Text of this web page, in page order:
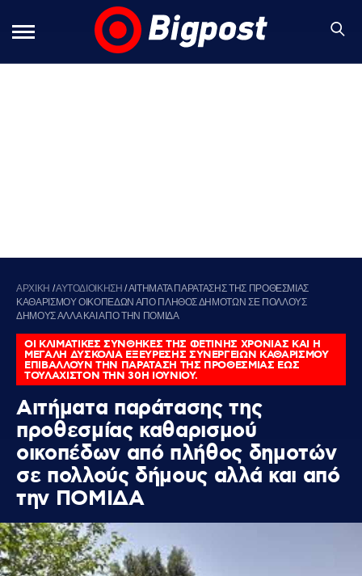
ΑΡΧΙΚΗ /ΑΥΤΟΔΙΟΙΚΗΣΗ /ΑΙΤΗΜΑΤΑ ΠΑΡΑΤΑΣΗΣ ΤΗΣ ΠΡΟΘΕΣΜΙΑΣ
ΚΑΘΑΡΙΣΜΟΥ ΟΙΚΟΠΕΔΩΝ ΑΠΟ ΠΛΗΘΟΣ ΔΗΜΟΤΩΝ ΣΕ ΠΟΛΛΟΥΣ
ΔΗΜΟΥΣ ΑΛΛΑ ΚΑΙ ΑΠΟ ΤΗΝ ΠΟΜΙΔΑ
ΟΙ ΚΛΙΜΑΤΙΚΕΣ ΣΥΝΘΗΚΕΣ ΤΗΣ ΦΕΤΙΝΗΣ ΧΡΟΝΙΑΣ ΚΑΙ Η
ΜΕΓΑΛΗ ΔΥΣΚΟΛΙΑ ΕΞΕΥΡΕΣΗΣ ΣΥΝΕΡΓΕΙΩΝ ΚΑΘΑΡΙΣΜΟΥ
ΕΠΙΒΑΛΛΟΥΝ ΤΗΝ ΠΑΡΑΤΑΣΗ ΤΗΣ ΠΡΟΘΕΣΜΙΑΣ ΕΩΣ
ΤΟΥΛΑΧΙΣΤΟΝ ΤΗΝ 30Η ΙΟΥΝΙΟΥ.
Αιτήματα παράτασης της
προθεσμίας καθαρισμού
οικοπέδων από πλήθος δημοτών
σε πολλούς δήμους αλλά και από
την ΠΟΜΙΔΑ